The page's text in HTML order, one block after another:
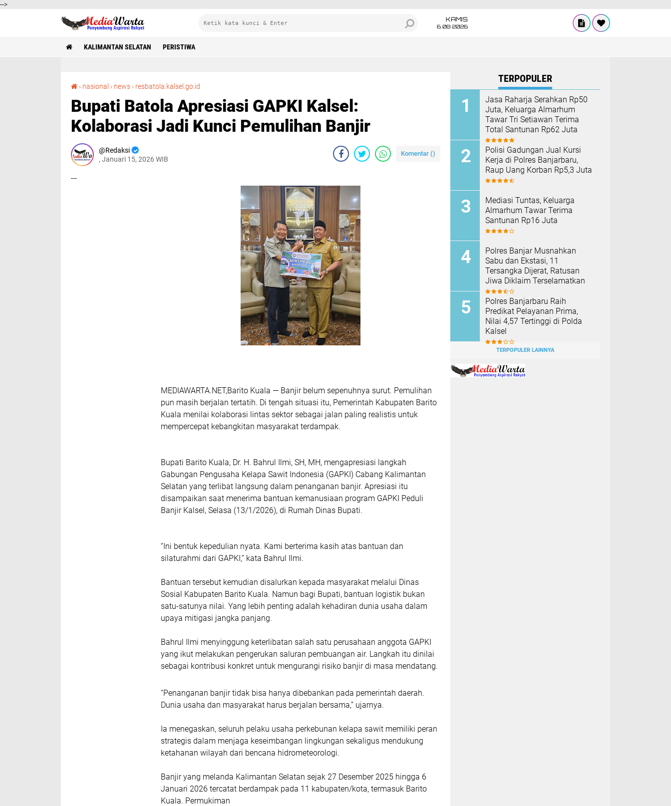
-->
KAMIS
6 08 2026
KALIMANTAN SELATAN PERISTIWA
› nasional › news › resbatola.kalsel.go.id
Bupati Batola Apresiasi GAPKI Kalsel:
Kolaborasi Jadi Kunci Pemulihan Banjir
Redaksi
, Januari 15, 2026 WIB
Komentar ()
---
MEDIAWARTA.NET,Barito Kuala — Banjir belum sepenuhnya surut. Pemulihan
pun masih berjalan tertatih. Di tengah situasi itu, Pemerintah Kabupaten Barito
Kuala menilai kolaborasi lintas sektor sebagai jalan paling realistis untuk
mempercepat kebangkitan masyarakat terdampak.
Bupati Barito Kuala, Dr. H. Bahrul Ilmi, SH, MH, mengapresiasi langkah
Gabungan Pengusaha Kelapa Sawit Indonesia (GAPKI) Cabang Kalimantan
Selatan yang terlibat langsung dalam penanganan banjir. Apresiasi itu
disampaikan saat menerima bantuan kemanusiaan program GAPKI Peduli
Banjir Kalsel, Selasa (13/1/2026), di Rumah Dinas Bupati.
“Ini bentuk kepedulian nyata. Kami berterima kasih atas bantuan dan
silaturahmi dari GAPKI,” kata Bahrul Ilmi.
Bantuan tersebut kemudian disalurkan kepada masyarakat melalui Dinas
Sosial Kabupaten Barito Kuala. Namun bagi Bupati, bantuan logistik bukan
satu-satunya nilai. Yang lebih penting adalah kehadiran dunia usaha dalam
upaya mitigasi jangka panjang.
Bahrul Ilmi menyinggung keterlibatan salah satu perusahaan anggota GAPKI
yang ikut melakukan pengerukan saluran pembuangan air. Langkah itu dinilai
sebagai kontribusi konkret untuk mengurangi risiko banjir di masa mendatang.
“Penanganan banjir tidak bisa hanya dibebankan pada pemerintah daerah.
Dunia usaha dan masyarakat harus berjalan bersama,” ujarnya.
Ia menegaskan, seluruh pelaku usaha perkebunan kelapa sawit memiliki peran
strategis dalam menjaga keseimbangan lingkungan sekaligus mendukung
ketahanan wilayah dari bencana hidrometeorologi.
Banjir yang melanda Kalimantan Selatan sejak 27 Desember 2025 hingga 6
Januari 2026 tercatat berdampak pada 11 kabupaten/kota, termasuk Barito
Kuala. Permukiman
TERPOPULER
Jasa Raharja Serahkan Rp50
Juta, Keluarga Almarhum
Tawar Tri Setiawan Terima
Total Santunan Rp62 Juta
Polisi Gadungan Jual Kursi
Kerja di Polres Banjarbaru,
Raup Uang Korban Rp5,3 Juta
Mediasi Tuntas, Keluarga
Almarhum Tawar Terima
Santunan Rp16 Juta
Polres Banjar Musnahkan
Sabu dan Ekstasi, 11
Tersangka Dijerat, Ratusan
Jiwa Diklaim Terselamatkan
Polres Banjarbaru Raih
Predikat Pelayanan Prima,
Nilai 4,57 Tertinggi di Polda
Kalsel
TERPOPULER LAINNYA